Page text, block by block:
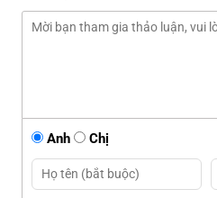
Anh Chị